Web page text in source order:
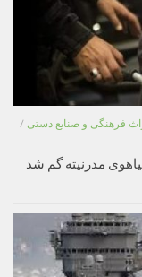
فرهنگی و صنایع دستی /
مدرنیته گم شد